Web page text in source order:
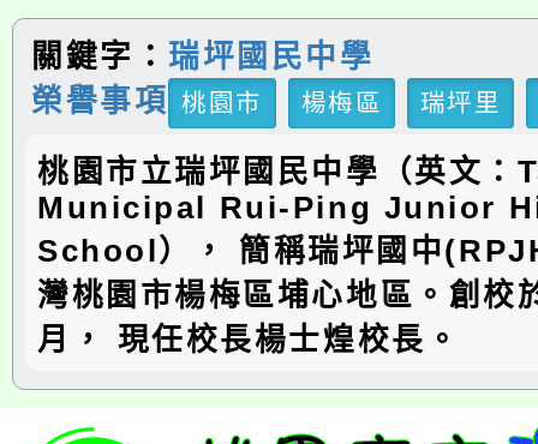
關鍵字： 瑞坪國民中學
榮譽事項
桃園市 楊梅區 瑞坪里
桃園市立瑞坪國民中學（英文：
Municipal Rui-Ping Junior
School）， 簡稱瑞坪國中
灣桃園市楊梅區埔心地區。創校
月， 現任校長楊士煌校長。